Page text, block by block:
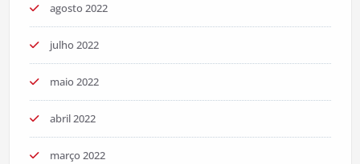
agosto 2022
julho 2022
maio 2022
abril 2022
março 2022